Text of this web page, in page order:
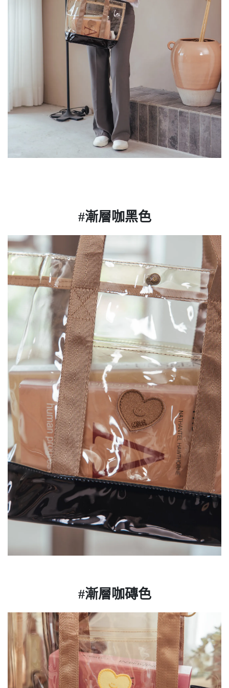
#漸層咖黑色
#漸層咖磚色